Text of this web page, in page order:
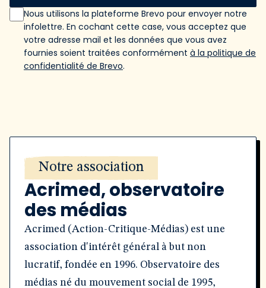
Nous utilisons la plateforme Brevo pour envoyer notre
infolettre. En cochant cette case, vous acceptez que
votre adresse mail et les données que vous avez
fournies soient traitées conformément à la politique de
confidentialité de Brevo.
Notre association
Acrimed, observatoire
des médias
Acrimed (Action-Critique-Médias) est une
association d'intérêt général à but non
lucratif, fondée en 1996. Observatoire des
médias né du mouvement social de 1995,